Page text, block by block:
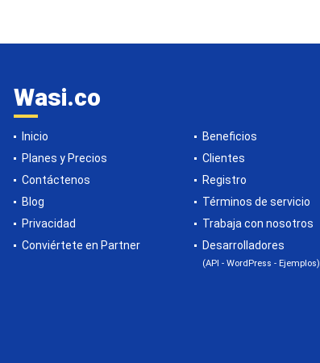
Wasi.co
Inicio
Beneficios
Planes y Precios
Clientes
Contáctenos
Registro
Blog
Términos de servicio
Privacidad
Trabaja con nosotros
Conviértete en Partner
Desarrolladores
(API - WordPress - Ejemplos)